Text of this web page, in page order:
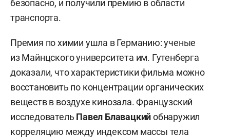
безопасно, и получили премию в области
транспорта.
Премия по химии ушла в Германию: ученые
из Майнцского университета им. Гутенберга
доказали, что характеристики фильма можно
восстановить по концентрации органических
веществ в воздухе кинозала. Французский
исследователь Павел Блавацкийобнаружил
корреляцию между индексом массы тела